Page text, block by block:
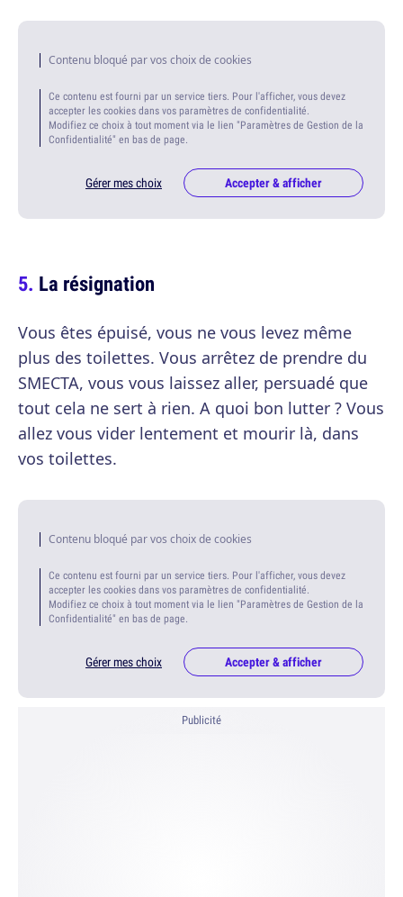
Contenu bloqué par vos choix de cookies
Ce contenu est fourni par un service tiers. Pour l'afficher, vous devez
accepter les cookies dans vos paramètres de confidentialité.
Modifiez ce choix à tout moment via le lien "Paramètres de Gestion de la
Confidentialité" en bas de page.
Gérer mes choix Accepter & afficher
La résignation
Vous êtes épuisé, vous ne vous levez même
plus des toilettes. Vous arrêtez de prendre du
SMECTA, vous vous laissez aller, persuadé que
tout cela ne sert à rien. A quoi bon lutter ? Vous
allez vous vider lentement et mourir là, dans
vos toilettes.
Contenu bloqué par vos choix de cookies
Ce contenu est fourni par un service tiers. Pour l'afficher, vous devez
accepter les cookies dans vos paramètres de confidentialité.
Modifiez ce choix à tout moment via le lien "Paramètres de Gestion de la
Confidentialité" en bas de page.
Gérer mes choix Accepter & afficher
Publicité